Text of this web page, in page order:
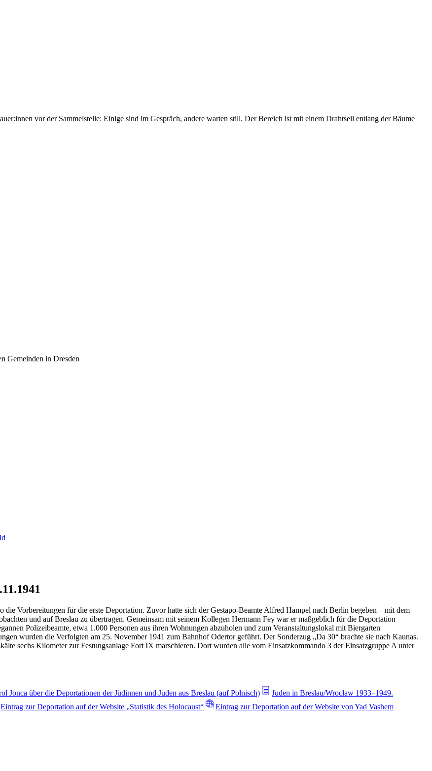
vor der Sammelstelle: Einige sind im Gespräch, andere warten still. Der Bereich ist mit einem Drahtseil entlang der Bäume
Gemeinden in Dresden
Vorbereitungen für die erste Deportation. Zuvor hatte sich der Gestapo-Beamte Alfred Hampel nach Berlin begeben – mit dem
und auf Breslau zu übertragen. Gemeinsam mit seinem Kollegen Hermann Fey war er maßgeblich für die Deportation
Polizeibeamte, etwa 1.000 Personen aus ihren Wohnungen abzuholen und zum Veranstaltungslokal mit Biergarten
wurden die Verfolgten am 25. November 1941 zum Bahnhof Odertor geführt. Der Sonderzug „Da 30“ brachte sie nach Kaunas.
sechs Kilometer zur Festungsanlage Fort IX marschieren. Dort wurden alle vom Einsatzkommando 3 der Einsatzgruppe A unter
Jonca über die Deportationen der Jüdinnen und Juden aus Breslau (auf Polnisch)
Juden in Breslau/Wrocław 1933–1949.
Eintrag zur Deportation auf der Website „Statistik des Holocaust“
Eintrag zur Deportation auf der Website von Yad Vashem